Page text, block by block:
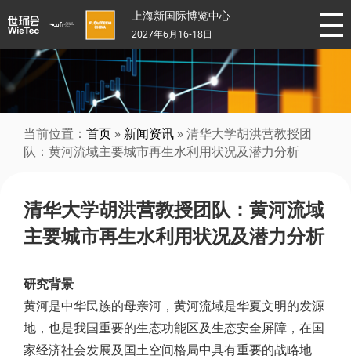
上海新国际博览中心
2027年6月16-18日
当前位置： 首页 » 新闻资讯 » 清华大学胡洪营教授团
队：黄河流域主要城市再生水利用状况及潜力分析
清华大学胡洪营教授团队：黄河流域
主要城市再生水利用状况及潜力分析
研究背景
黄河是中华民族的母亲河，黄河流域是华夏文明的发源
地，也是我国重要的生态功能区及生态安全屏障，在国
家经济社会发展及国土空间格局中具有重要的战略地